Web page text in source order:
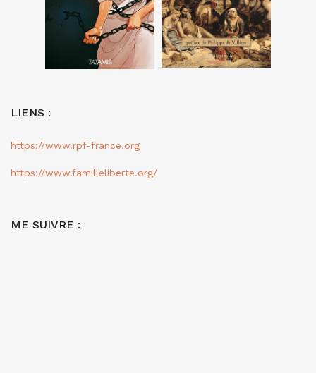
LIENS :
https://www.rpf-france.org
https://www.familleliberte.org/
ME SUIVRE :